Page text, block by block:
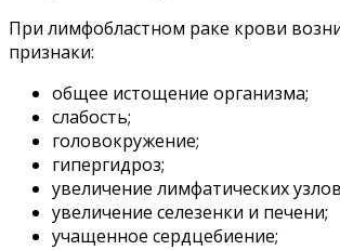
При лимфобластном раке крови
признаки:
общее истощение организма;
слабость;
головокружение;
гипергидроз;
увеличение лимфатических
увеличение селезенки и печени;
учащенное сердцебиение;